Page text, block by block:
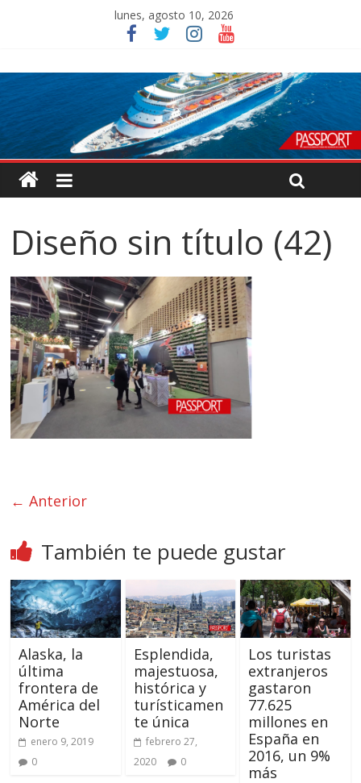
lunes, agosto 10, 2026
Diseño sin título (42)
← Anterior
También te puede gustar
Alaska, la
última
frontera de
América del
Norte
enero 9, 2019
0
Esplendida,
majestuosa,
histórica y
turísticamen
te única
febrero 27,
2020
0
Los turistas
extranjeros
gastaron
77.625
millones en
España en
2016, un 9%
más